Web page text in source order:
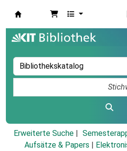
Erweiterte Suche
Aufsätze & Papers